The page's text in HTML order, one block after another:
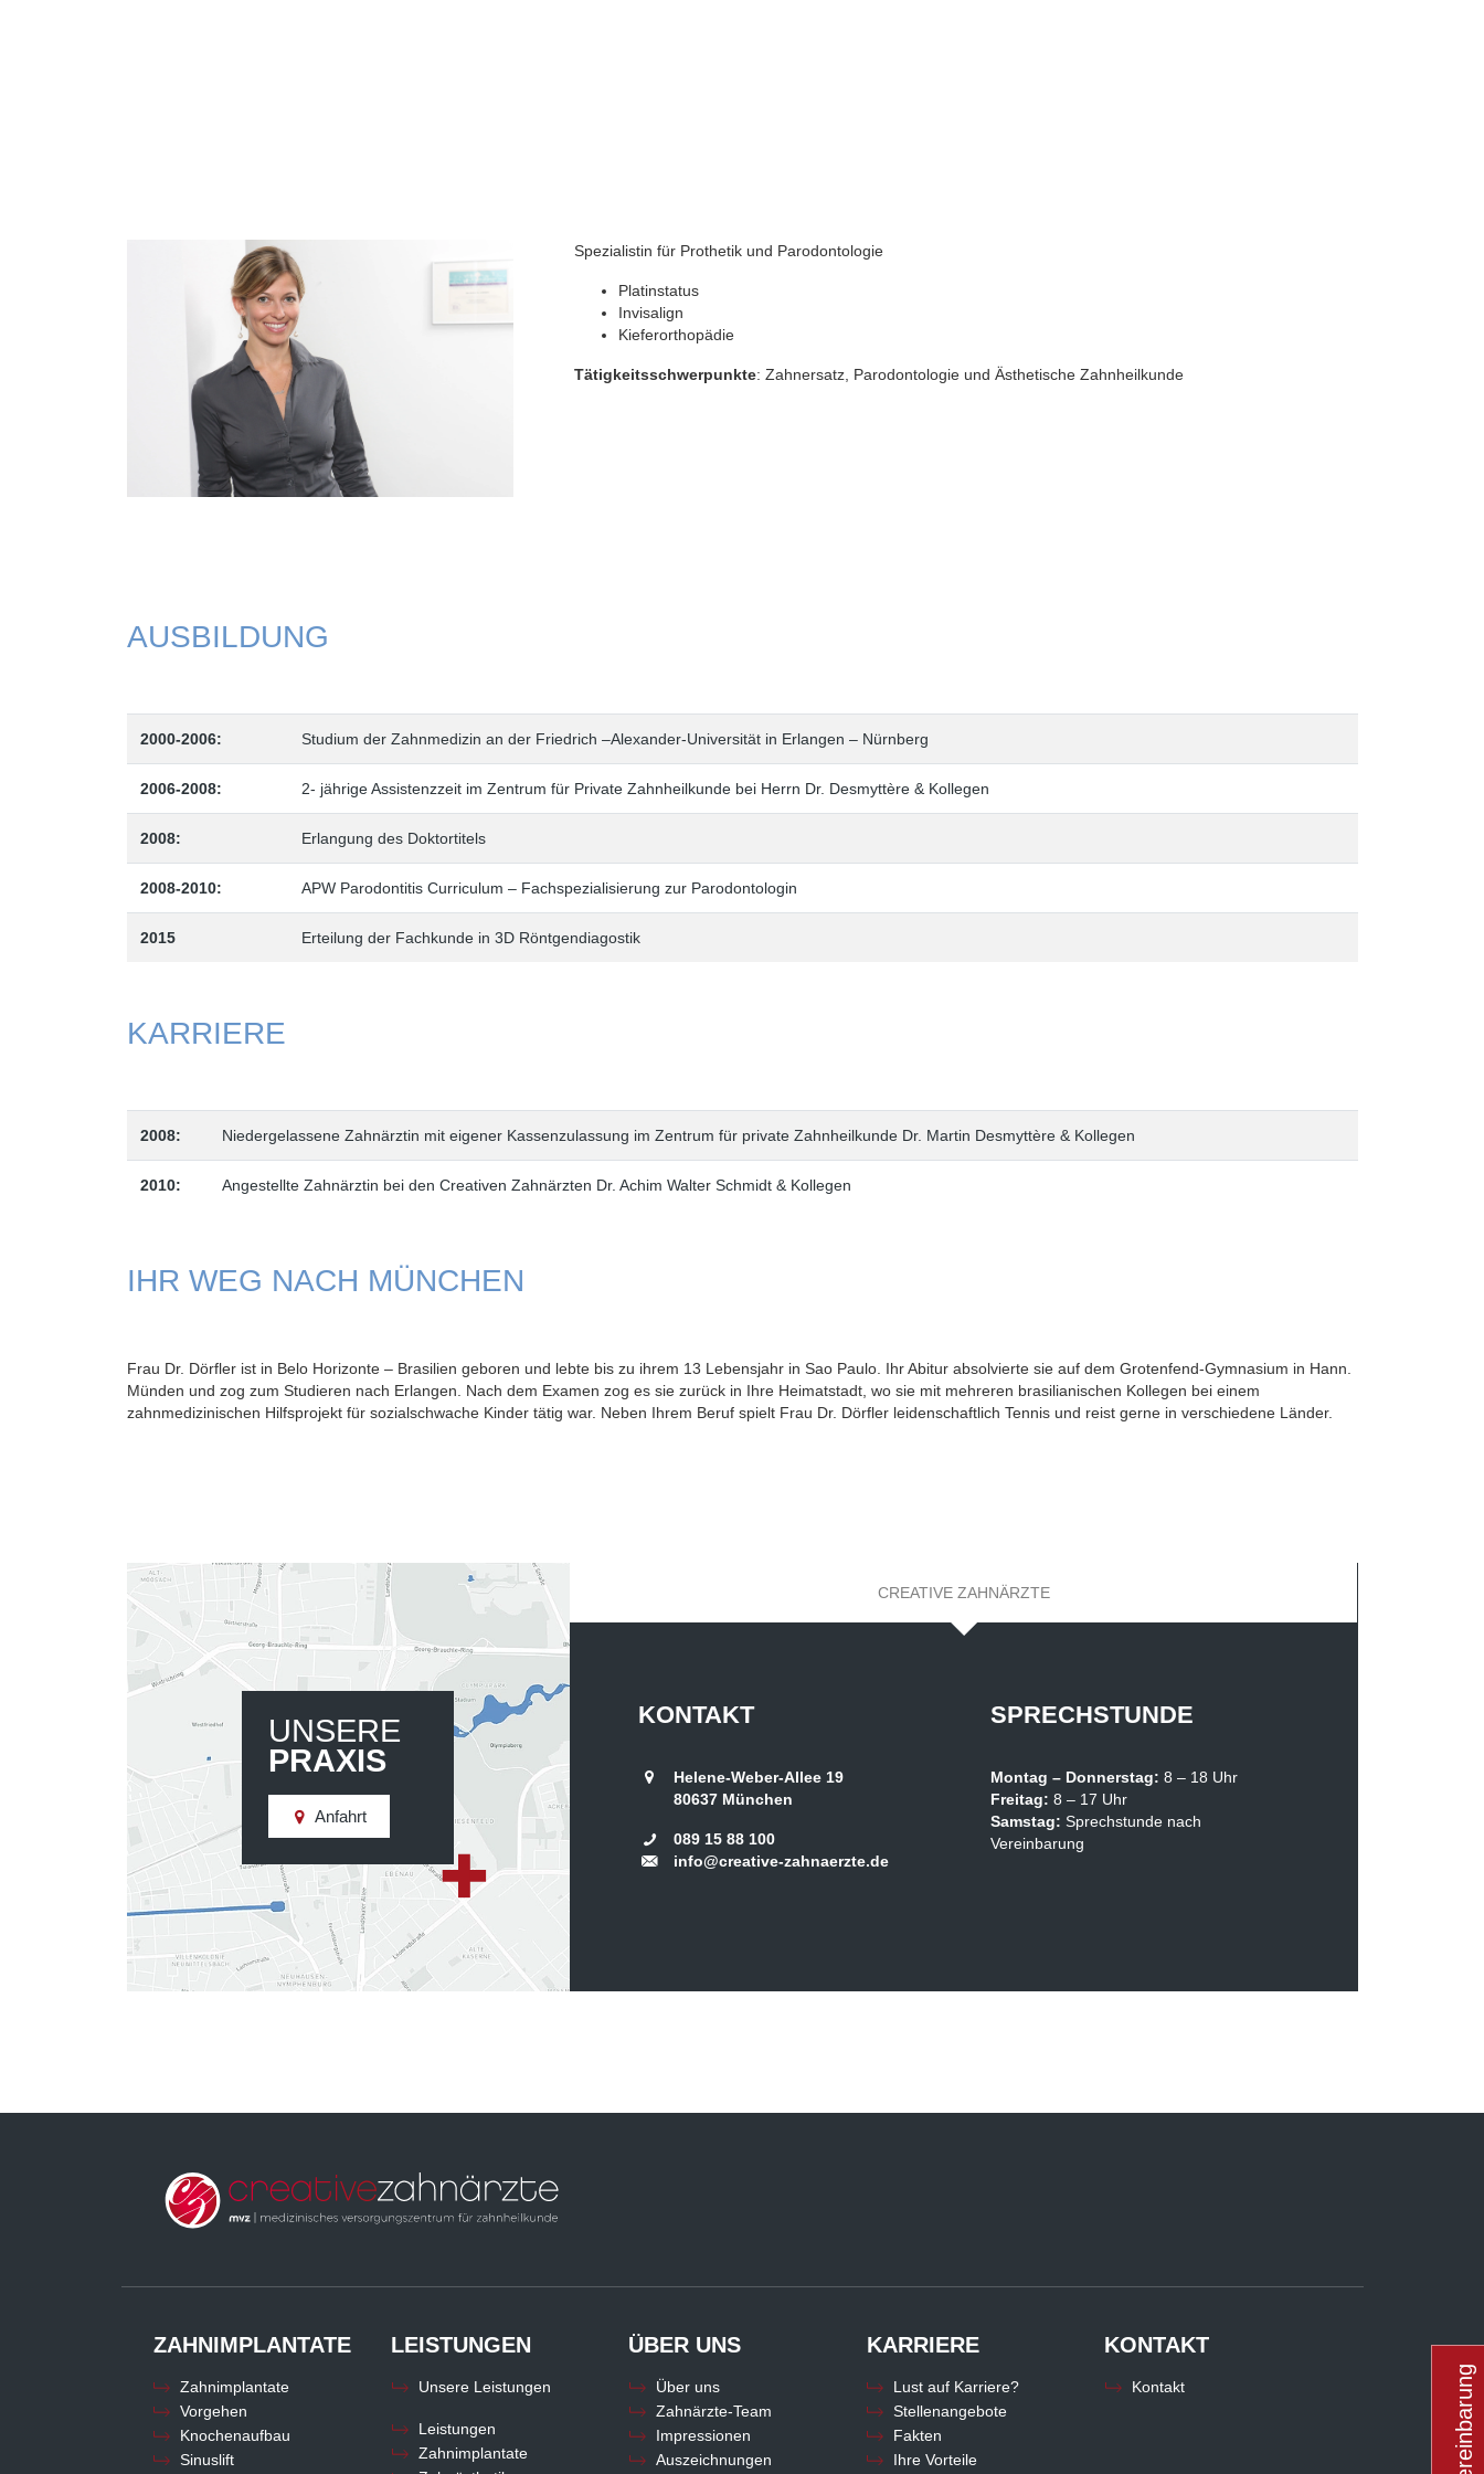
Spezialistin für Prothetik und Parodontologie
Platinstatus
Invisalign
Kieferorthopädie
Tätigkeitsschwerpunkte: Zahnersatz, Parodontologie und Ästhetische Zahnheilkunde
AUSBILDUNG
2000-2006: Studium der Zahnmedizin an der Friedrich –Alexander-Universität in Erlangen – Nürnberg
2006-2008: 2- jährige Assistenzzeit im Zentrum für Private Zahnheilkunde bei Herrn Dr. Desmyttère & Kollegen
2008: Erlangung des Doktortitels
2008-2010: APW Parodontitis Curriculum – Fachspezialisierung zur Parodontologin
2015 Erteilung der Fachkunde in 3D Röntgendiagostik
KARRIERE
2008: Niedergelassene Zahnärztin mit eigener Kassenzulassung im Zentrum für private Zahnheilkunde Dr. Martin Desmyttère & Kollegen
2010: Angestellte Zahnärztin bei den Creativen Zahnärzten Dr. Achim Walter Schmidt & Kollegen
IHR WEG NACH MÜNCHEN
Frau Dr. Dörfler ist in Belo Horizonte – Brasilien geboren und lebte bis zu ihrem 13 Lebensjahr in Sao Paulo. Ihr Abitur absolvierte sie auf dem Grotenfend-Gymnasium in Hann.
Münden und zog zum Studieren nach Erlangen. Nach dem Examen zog es sie zurück in Ihre Heimatstadt, wo sie mit mehreren brasilianischen Kollegen bei einem
zahnmedizinischen Hilfsprojekt für sozialschwache Kinder tätig war. Neben Ihrem Beruf spielt Frau Dr. Dörfler leidenschaftlich Tennis und reist gerne in verschiedene Länder.
UNSERE
PRAXIS
Anfahrt
CREATIVE ZAHNÄRZTE
KONTAKT
Helene-Weber-Allee 19
80637 München
089 15 88 100
info@creative-zahnaerzte.de
SPRECHSTUNDE
Montag – Donnerstag: 8 – 18 Uhr
Freitag: 8 – 17 Uhr
Samstag: Sprechstunde nach
Vereinbarung
ZAHNIMPLANTATE
Zahnimplantate
Vorgehen
Knochenaufbau
Sinuslift
LEISTUNGEN
Unsere Leistungen
Leistungen
Zahnimplantate
ÜBER UNS
Über uns
Zahnärzte-Team
Impressionen
Auszeichnungen
KARRIERE
Lust auf Karriere?
Stellenangebote
Fakten
Ihre Vorteile
KONTAKT
Kontakt